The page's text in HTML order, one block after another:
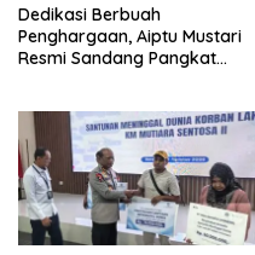
Dedikasi Berbuah
Penghargaan, Aiptu Mustari
Resmi Sandang Pangkat